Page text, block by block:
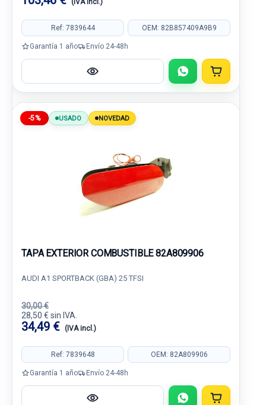
(IVA incl.)
Ref: 7839644 OEM: 82B857409A9B9
Garantía 1 año Envío 24-48h
-5% USADO NOVEDAD
TAPA EXTERIOR COMBUSTIBLE 82A809906
AUDI A1 SPORTBACK (GBA) 25 TFSI
30,00 €
28,50 € sin IVA.
34,49 € (IVA incl.)
Ref: 7839648 OEM: 82A809906
Garantía 1 año Envío 24-48h